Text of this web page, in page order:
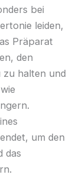
bei
leiden,
Präparat
den
zu halten und
um den
das